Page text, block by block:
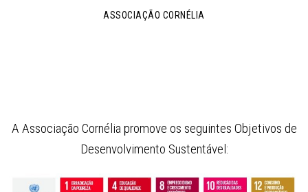
ASSOCIAÇÃO CORNÉLIA
A Associação Cornélia promove os seguintes Objetivos de
Desenvolvimento Sustentável: